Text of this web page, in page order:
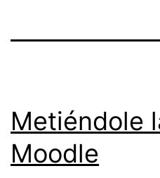
Metiéndole
Moodle